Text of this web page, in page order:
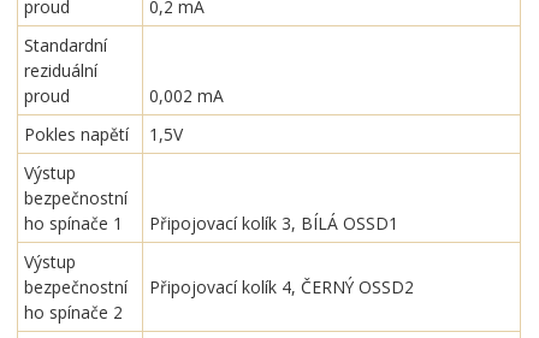
proud
0,2 mA
Standardní
reziduální
proud
0,002 mA
Pokles napětí
1,5V
Výstup
bezpečnostní
ho spínače 1
Připojovací kolík 3, BÍLÁ OSSD1
Výstup
bezpečnostní
ho spínače 2
Připojovací kolík 4, ČERNÝ OSSD2